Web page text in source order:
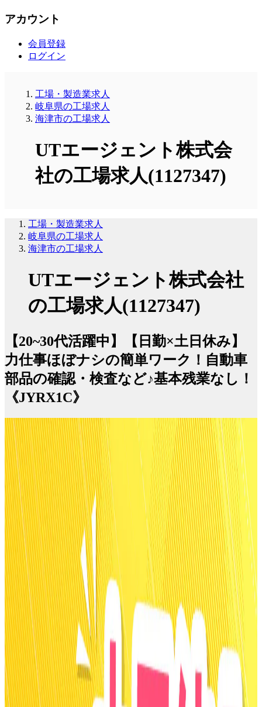
アカウント
会員登録
ログイン
工場・製造業求人
岐阜県の工場求人
海津市の工場求人
UTエージェント株式会
社の工場求人(1127347)
工場・製造業求人
岐阜県の工場求人
海津市の工場求人
UTエージェント株式会社
の工場求人(1127347)
【20~30代活躍中】【日勤×土日休み】
力仕事ほぼナシの簡単ワーク！自動車
部品の確認・検査など♪基本残業なし！
《JYRX1C》